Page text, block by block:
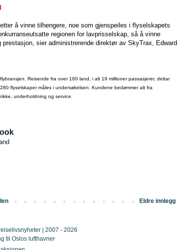
å vinne tilhengere, noe som gjenspeiles i flyselskapets
regionen for lavprisselskap, så å vinne
sier administrerende direktør av SkyTrax, Edward
Reisende fra over 160 land, i alt 19 millioner passasjerer, deltar
flyselskaper måles i undersøkelsen. Kundene bedømmer alt fra
underholdning og service.
Eldre innlegg
| 2007 - 2026
til Oslos lufthavner